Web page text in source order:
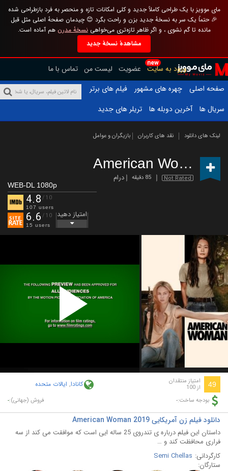
مای موویز با یک طراحی کاملاً جدید و کلی امکانات تازه و منحصر به فرد بازطراحی شده
🎉 حتماً یک سر به نسخهٔ جدید بزن و راحت بگرد 😊 چیدمان صفحهٔ اصلی مثل قبل
مانده تا گم نشوی ، و اگر ظاهر تازه‌تری می‌خواهینسخهٔ مدرن هم آماده است.
مشاهدهٔ نسخهٔ جدید
new
ورود به سایت عضویت لیست من تماس با ما
صفحه اصلی
چهره های مشهور
فیلم های برتر
سریال ها
آخرین دوبله ها تریلر های جدید
لینک های دانلود نقد های کاربران بازیگران و عوامل
American Woman
Not Rated 85 دقیقه درام
WEB-DL 1080p
4.8 /10
107 users
6.6 /10
15 users
امتیاز دهید
Play
Video
49 امتیاز منتقدان
از 100 کانادا, ایالات متحده
بودجه ساخت:- فروش (جهانی):-
دانلود فیلم زن آمریکایی American Woman 2019
داستان این فیلم درباره ی تندروی 25 ساله ایی است که موافقت می کند از سه
فراری محافظت کند و …
کارگردانی: Semi Chellas
ستارگان: